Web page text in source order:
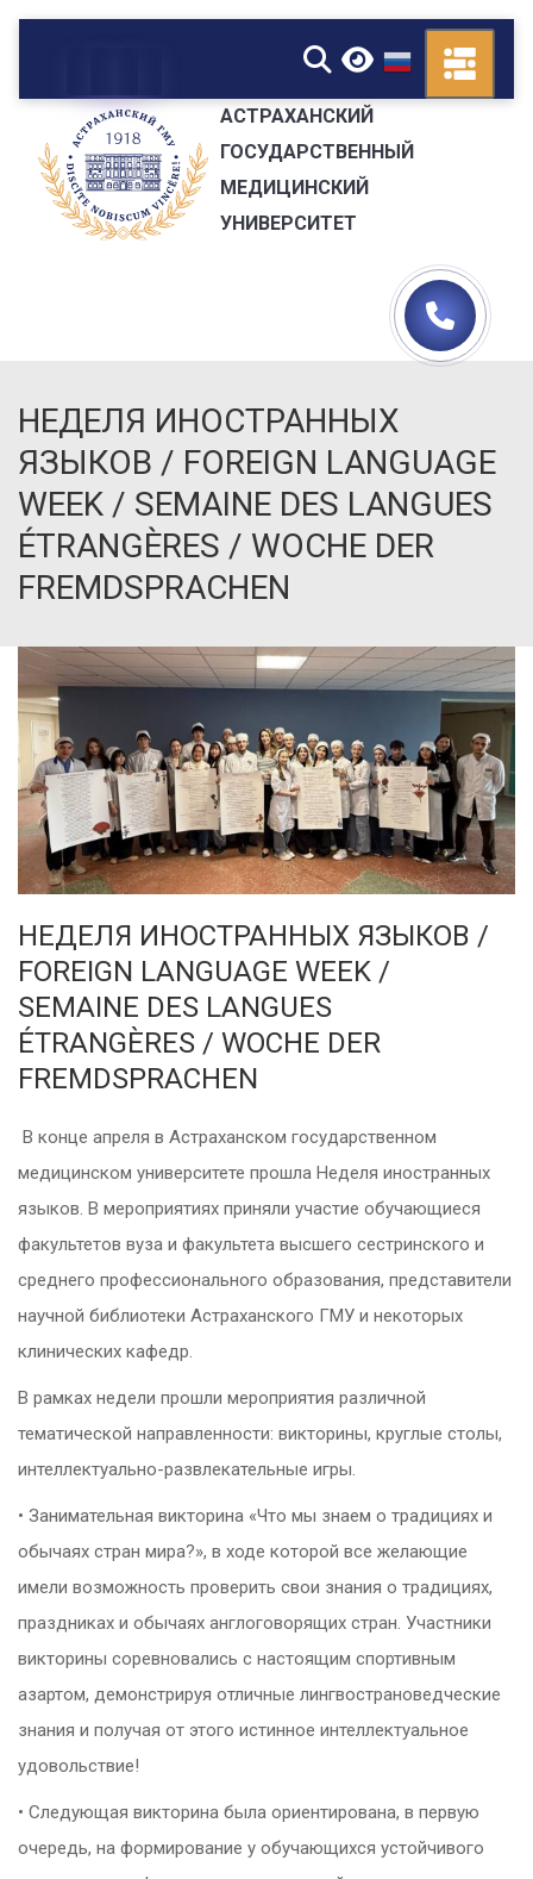
▼
АСТРАХАНСКИЙ
ГОСУДАРСТВЕННЫЙ
МЕДИЦИНСКИЙ
УНИВЕРСИТЕТ
НЕДЕЛЯ ИНОСТРАННЫХ
ЯЗЫКОВ / FOREIGN LANGUAGE
WEEK / SEMAINE DES LANGUES
ÉTRANGÈRES / WOCHE DER
FREMDSPRACHEN
НЕДЕЛЯ ИНОСТРАННЫХ ЯЗЫКОВ /
FOREIGN LANGUAGE WEEK /
SEMAINE DES LANGUES
ÉTRANGÈRES / WOCHE DER
FREMDSPRACHEN
В конце апреля в Астраханском государственном
медицинском университете прошла Неделя иностранных
языков. В мероприятиях приняли участие обучающиеся
факультетов вуза и факультета высшего сестринского и
среднего профессионального образования, представители
научной библиотеки Астраханского ГМУ и некоторых
клинических кафедр.
В рамках недели прошли мероприятия различной
тематической направленности: викторины, круглые столы,
интеллектуально-развлекательные игры.
• Занимательная викторина «Что мы знаем о традициях и
обычаях стран мира?», в ходе которой все желающие
имели возможность проверить свои знания о традициях,
праздниках и обычаях англоговорящих стран. Участники
викторины соревновались с настоящим спортивным
азартом, демонстрируя отличные лингвострановедческие
знания и получая от этого истинное интеллектуальное
удовольствие!
• Следующая викторина была ориентирована, в первую
очередь, на формирование у обучающихся устойчивого